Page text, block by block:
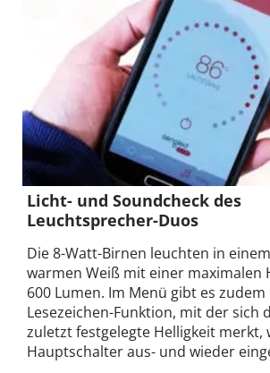
Licht- und Soundcheck des
Leuchtsprecher-Duos
Die 8-Watt-Birnen leuchten in
warmen Weiß mit einer maximalen
600 Lumen. Im Menü gibt es zudem
Lesezeichen-Funktion, mit der sich
zuletzt festgelegte Helligkeit merkt,
Hauptschalter aus- und wieder